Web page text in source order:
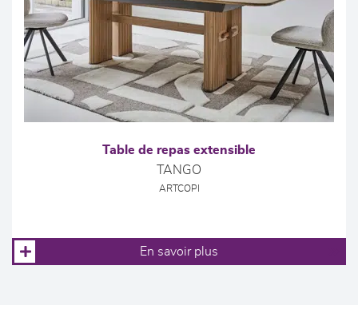
Table de repas extensible
TANGO
ARTCOPI
En savoir plus